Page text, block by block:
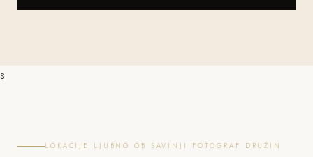
s
LOKACIJE LJUBNO OB SAVINJI FOTOGRAF DRUŽIN